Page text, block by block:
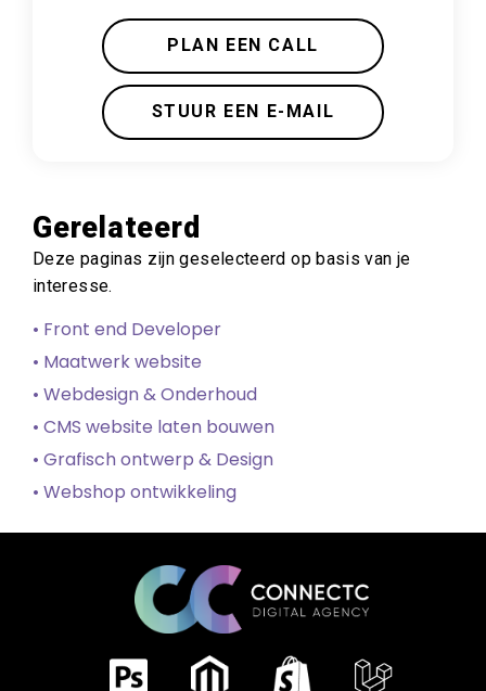
PLAN EEN CALL
STUUR EEN E-MAIL
Gerelateerd
Deze paginas zijn geselecteerd op basis van je
interesse.
• Front end Developer
• Maatwerk website
• Webdesign & Onderhoud
• CMS website laten bouwen
• Grafisch ontwerp & Design
• Webshop ontwikkeling